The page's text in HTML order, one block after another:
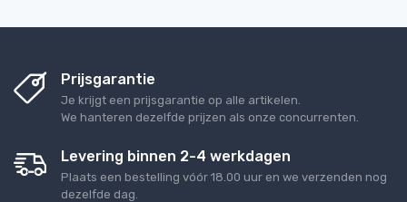
Prijsgarantie
Je krijgt een prijsgarantie op alle artikelen.
We hanteren dezelfde prijzen als onze concurrenten.
Levering binnen 2-4 werkdagen
Plaats een bestelling vóór 18.00 uur en we verzenden nog
dezelfde dag.